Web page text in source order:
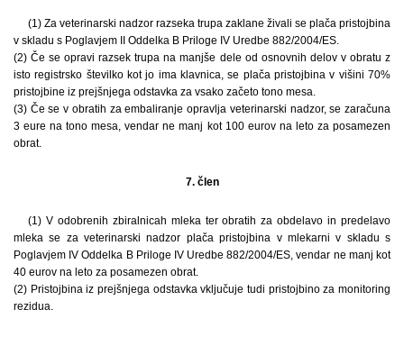
(1) Za veterinarski nadzor razseka trupa zaklane živali se plača pristojbina
v skladu s Poglavjem II Oddelka B Priloge IV Uredbe 882/2004/ES.
(2) Če se opravi razsek trupa na manjše dele od osnovnih delov v obratu z
isto registrsko številko kot jo ima klavnica, se plača pristojbina v višini 70%
pristojbine iz prejšnjega odstavka za vsako začeto tono mesa.
(3) Če se v obratih za embaliranje opravlja veterinarski nadzor, se zaračuna
3 eure na tono mesa, vendar ne manj kot 100 eurov na leto za posamezen
obrat.
7. člen
(1) V odobrenih zbiralnicah mleka ter obratih za obdelavo in predelavo
mleka se za veterinarski nadzor plača pristojbina v mlekarni v skladu s
Poglavjem IV Oddelka B Priloge IV Uredbe 882/2004/ES, vendar ne manj kot
40 eurov na leto za posamezen obrat.
(2) Pristojbina iz prejšnjega odstavka vključuje tudi pristojbino za monitoring
rezidua.